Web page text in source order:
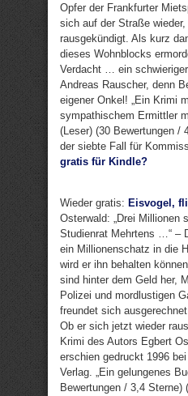
Opfer der Frankfurter
sich auf der Straße
rausgekündigt. Als kurz
dieses Wohnblocks
Verdacht … ein
Andreas Rauscher, denn
eigener Onkel! „Ein Krimi
sympathischem Ermittler
(Leser) (30 Bewertungen /
der siebte Fall für
gratis für Kindle?
Wieder gratis: Eisvogel,
Osterwald: „Drei Millionen
Studienrat Mehrtens …“ –
ein Millionenschatz in die
wird er ihn behalten
sind hinter dem Geld her,
Polizei und mordlustigen
freundet sich
Ob er sich jetzt wieder
Krimi des Autors Egbert
erschien gedruckt 1996
Verlag. „Ein gelungenes
Bewertungen / 3,4 Sterne)